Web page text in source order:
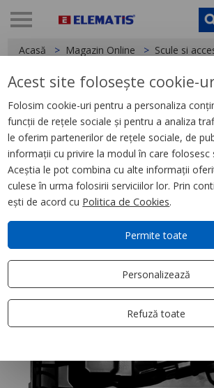
Acasă Magazin Online Scule si
< Depozitare plastic
HD Box Insert 10 - 1
Acest site folosește cookie-
Folosim cookie-uri pentru a personaliza
funcții de rețele sociale și pentru a analiza
le oferim partenerilor de rețele sociale, de
informații cu privire la modul în care folosesc
Aceștia le pot combina cu alte informații
culese în urma folosirii serviciilor lor. Prin
ești de acord cu Politica de Cookies.
Permite toate
Personalizează
Refuză toate